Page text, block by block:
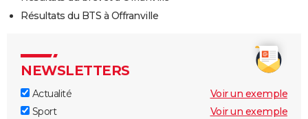
Résultats du BTS à Offranville
NEWSLETTERS
Actualité
Voir un exemple
Sport
Voir un exemple